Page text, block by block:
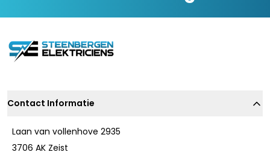
Contact Informatie
Laan van vollenhove 2935
3706 AK Zeist